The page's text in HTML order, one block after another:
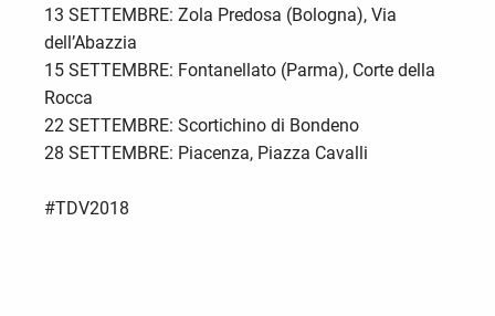
13 SETTEMBRE: Zola Predosa (Bologna), Via
dell’Abazzia
15 SETTEMBRE: Fontanellato (Parma), Corte della
Rocca
22 SETTEMBRE: Scortichino di Bondeno
28 SETTEMBRE: Piacenza, Piazza Cavalli
#TDV2018